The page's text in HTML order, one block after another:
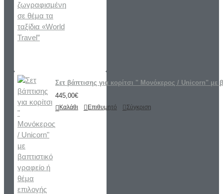
Σετ βάπτισης για κορίτσι " Μονόκερος / Unicorn" με
445,00€
Καλάθι Επιθυμητό Σύγκριση